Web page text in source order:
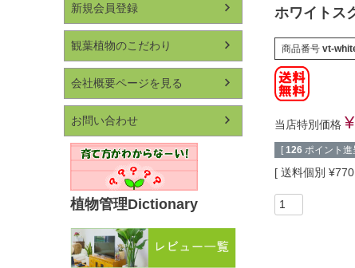
新規会員登録
観葉植物のこだわり
会社概要ページを見る
お問い合わせ
植物管理Dictionary
ホワイトス
商品番号 vt-
当店特別価格 ¥
[ 126 ポイント進
送料個別 ¥770